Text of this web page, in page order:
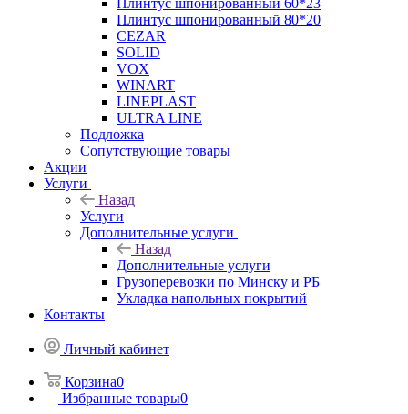
Плинтус шпонированный 60*23
Плинтус шпонированный 80*20
CEZAR
SOLID
VOX
WINART
LINEPLAST
ULTRA LINE
Подложка
Сопутствующие товары
Акции
Услуги
Назад
Услуги
Дополнительные услуги
Назад
Дополнительные услуги
Грузоперевозки по Минску и РБ
Укладка напольных покрытий
Контакты
Личный кабинет
Корзина0
Избранные товары0